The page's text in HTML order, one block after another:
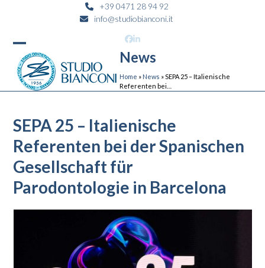
+39 0471 28 94 92
info@studiobianconi.it
Facebook
LinkedIn
Open
mobile
menu
Close
mobile
menu
News
Home » News »SEPA 25 – Italienische
Referenten bei…
SEPA 25 – Italienische
Referenten bei der Spanischen
Gesellschaft für
Parodontologie in Barcelona